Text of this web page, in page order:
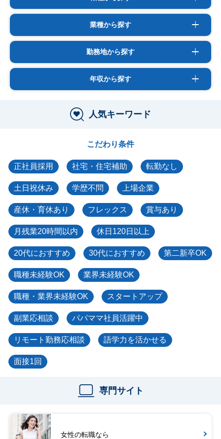
業種から探す
勤務地から探す
年収から探す
人気キーワード
こだわり条件
正社員採用 社宅・住宅補助 転勤なし
土日祝休み 学歴不問 上場企業
産休・育休あり フレックス 賞与あり
月残業20時間以内 休日120日以上
20代におすすめ 30代におすすめ 第二新卒OK
職種未経験OK 業界未経験OK
職種・業界未経験OK スタートアップ
副業応相談 パパママ社員活躍中
リモート勤務応相談 語学力を活かせる
面接1回
専門サイト
女性の転職なら